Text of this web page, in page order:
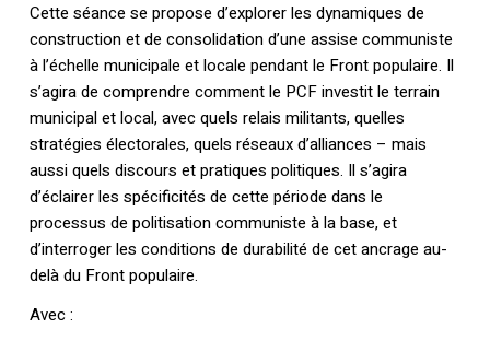
Cette séance se propose d’explorer les dynamiques de
construction et de consolidation d’une assise communiste
à l’échelle municipale et locale pendant le Front populaire. Il
s’agira de comprendre comment le PCF investit le terrain
municipal et local, avec quels relais militants, quelles
stratégies électorales, quels réseaux d’alliances – mais
aussi quels discours et pratiques politiques. Il s’agira
d’éclairer les spécificités de cette période dans le
processus de politisation communiste à la base, et
d’interroger les conditions de durabilité de cet ancrage au-
delà du Front populaire.
Avec :